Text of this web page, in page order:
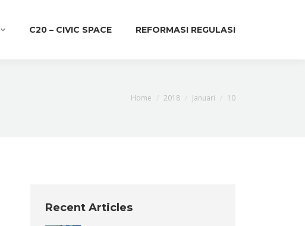
C20 – CIVIC SPACE REFORMASI REGULASI
You are here:
Home 2018 Januari 10
Recent Articles